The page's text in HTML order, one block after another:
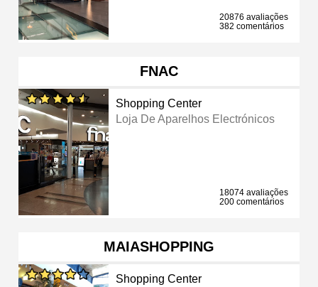
20876 avaliações
382 comentários
FNAC
Shopping Center
Loja De Aparelhos Electrónicos
18074 avaliações
200 comentários
MAIASHOPPING
Shopping Center